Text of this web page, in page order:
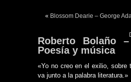
« Blossom Dearie – George
Roberto Bolaño –
Poesía y música
«Yo no creo en el exilio, sobre
va junto a la palabra literatura.»